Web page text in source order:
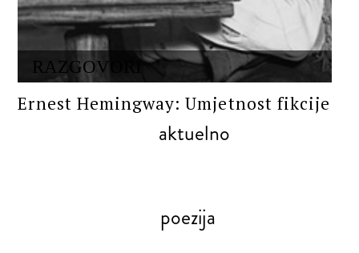
RAZGOVORI
Ernest Hemingway: Umjetnost fikcije
aktuelno
poezija